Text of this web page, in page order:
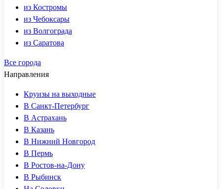
из Костромы
из Чебоксары
из Волгограда
из Саратова
Все города
Направления
Круизы на выходные
В Санкт-Петербург
В Астрахань
В Казань
В Нижний Новгород
В Пермь
В Ростов-на-Дону
В Рыбинск